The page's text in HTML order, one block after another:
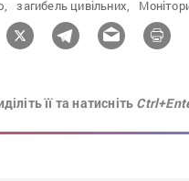
загибель цивільних,
її та натисніть